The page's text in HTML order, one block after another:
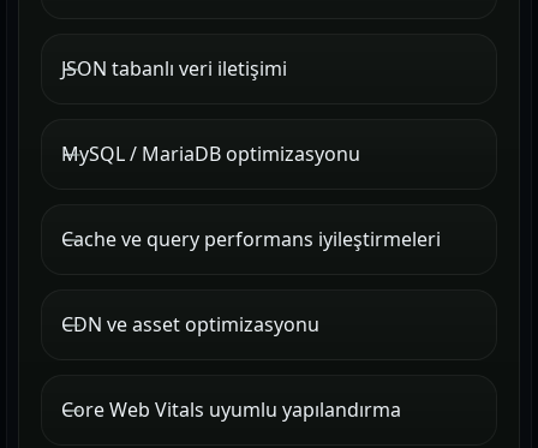
JSON tabanlı veri iletişimi
MySQL / MariaDB optimizasyonu
Cache ve query performans iyileştirmeleri
CDN ve asset optimizasyonu
Core Web Vitals uyumlu yapılandırma